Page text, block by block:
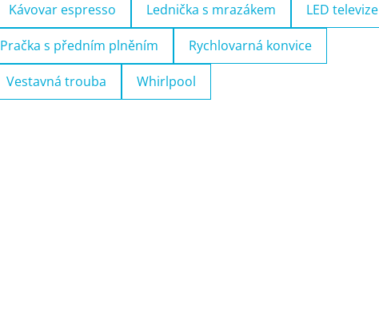
Kávovar espresso Lednička s mrazákem LED televize
Pračka s předním plněním Rychlovarná konvice
Vestavná trouba Whirlpool